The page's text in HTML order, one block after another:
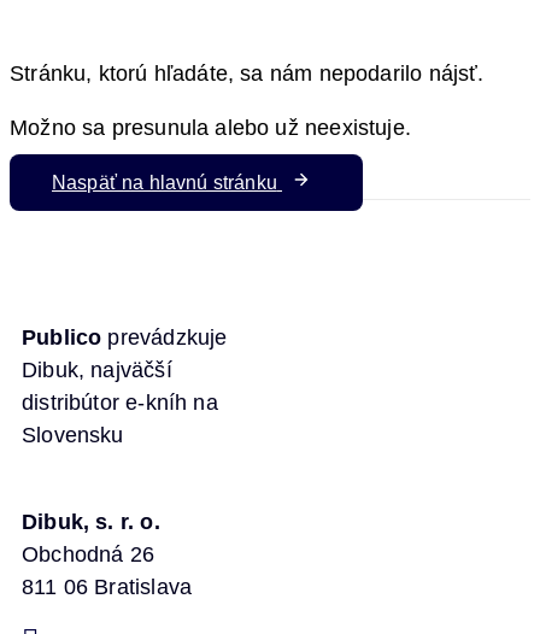
Stránku, ktorú hľadáte, sa nám nepodarilo nájsť.
Možno sa presunula alebo už neexistuje.
Naspäť na hlavnú stránku
Publico prevádzkuje
Dibuk, najväčší
distribútor e-kníh na
Slovensku
Dibuk, s. r. o.
Obchodná 26
811 06 Bratislava